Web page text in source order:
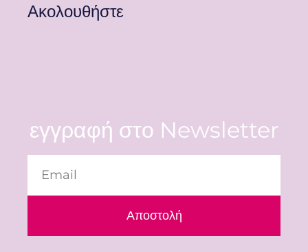
Ακολουθήστε
εγγραφή στο Newsletter
Αποστολή